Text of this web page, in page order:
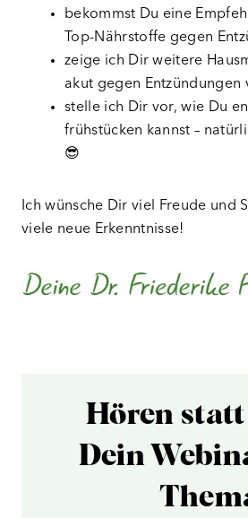
bekommst Du eine
Top-Nährstoffe gegen
zeige ich Dir weitere
akut gegen Entzündungen
stelle ich Dir vor, wie Du
frühstücken kannst –
😎
Ich wünsche Dir viel Freude und
viele neue Erkenntnisse!
Hören statt
Dein